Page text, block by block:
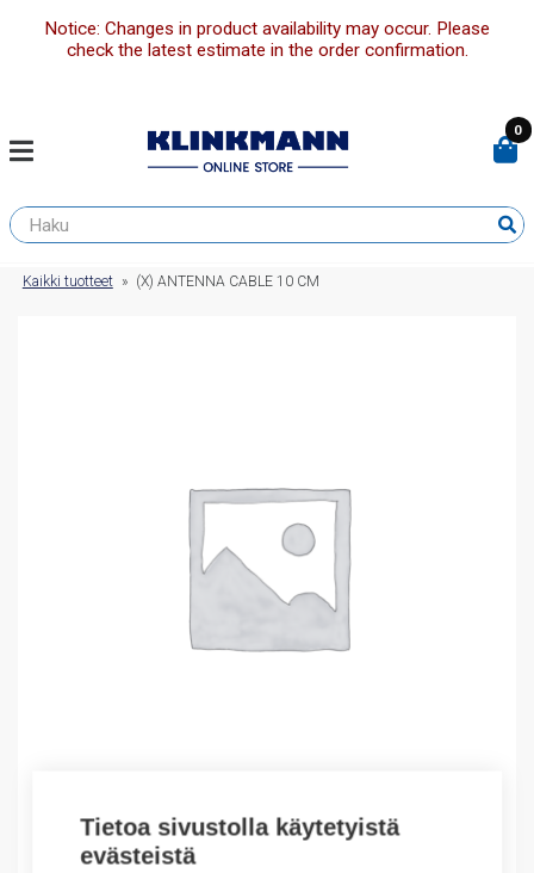
Tietoa sivustolla käytetyistä
evästeistä
Notice: Changes in product availability may occur. Please
check the latest estimate in the order confirmation.
0
Kaikki tuotteet » (X) ANTENNA CABLE 10 CM
Outlet – Erikoishinnat
(X) ANTENNA CABLE 10 CM